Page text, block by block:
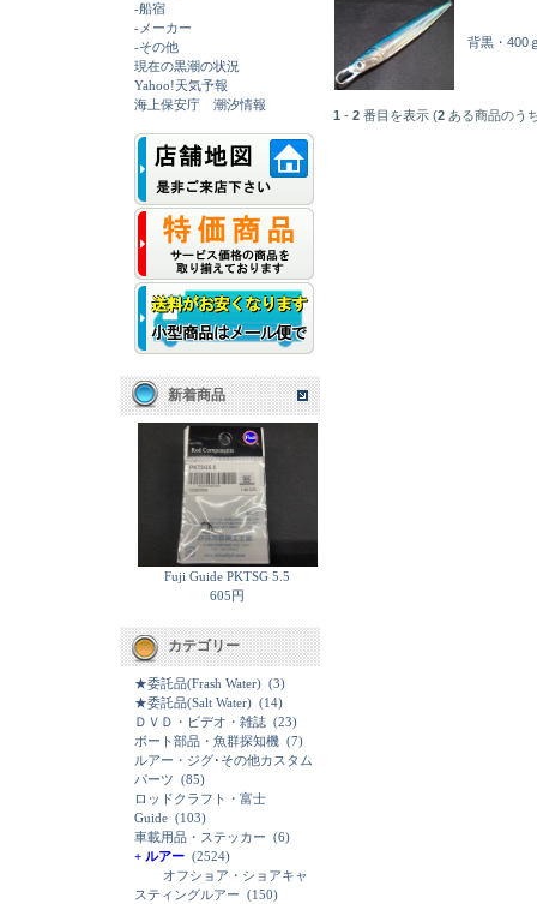
-船宿
-メーカー
-その他
現在の黒潮の状況
Yahoo!天気予報
海上保安庁 潮汐情報
新着商品
Fuji Guide PKTSG 5.5
605円
カテゴリー
★委託品(Frash Water) (3)
★委託品(Salt Water) (14)
ＤＶＤ・ビデオ・雑誌 (23)
ボート部品・魚群探知機 (7)
ルアー・ジグ･その他カスタム
パーツ (85)
ロッドクラフト・富士
Guide (103)
車載用品・ステッカー (6)
+ ルアー (2524)
オフショア・ショアキャ
スティングルアー (150)
背黒・400
1 - 2 番目を表示 (2 ある商品のう